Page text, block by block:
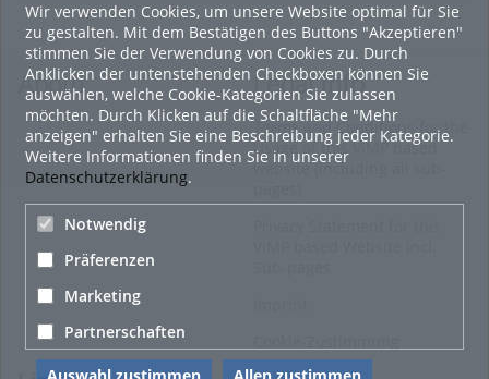
Wir verwenden Cookies, um unsere Website optimal für Sie
zu gestalten. Mit dem Bestätigen des Buttons "Akzeptieren"
stimmen Sie der Verwendung von Cookies zu. Durch
Anklicken der untenstehenden Checkboxen können Sie
auswählen, welche Cookie-Kategorien Sie zulassen
möchten. Durch Klicken auf die Schaltfläche "Mehr
anzeigen" erhalten Sie eine Beschreibung jeder Kategorie.
Weitere Informationen finden Sie in unserer
Datenschutzerklärung.
Notwendig
Präferenzen
Marketing
Partnerschaften
16. Mai 2022
neuer Test-Newsbeitrag
HOHU
9. Mai 2022
¨Haager Lies reloaded“ - der neue Top-Radweg in OÖ
verbindet
About Legal Info
Terms and Conditions for the
Usage of this ViMP based
website (including all sub-